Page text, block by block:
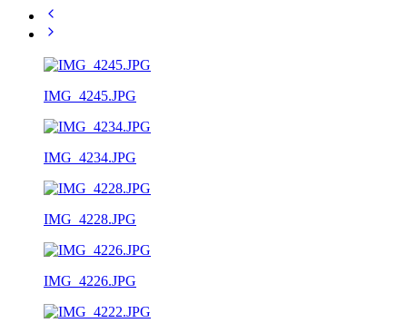
IMG_4245.JPG
IMG_4234.JPG
IMG_4228.JPG
IMG_4226.JPG